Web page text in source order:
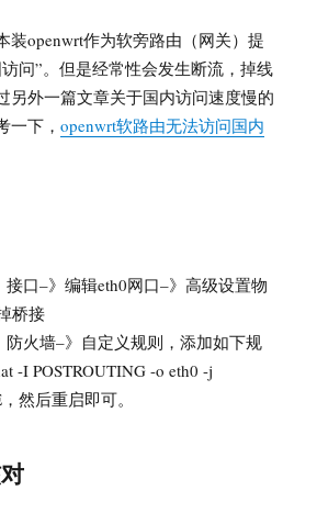
装openwrt作为软旁路由（网关）提
问”。但是经常性会发生断流，掉线
另外一篇文章关于国内访问速度慢的
一下，openwrt软路由无法访问国内
接口–》编辑eth0网口–》高级设置物
桥接
防火墙–》自定义规则，添加如下规
-I POSTROUTING -o eth0 -j
然后重启即可。